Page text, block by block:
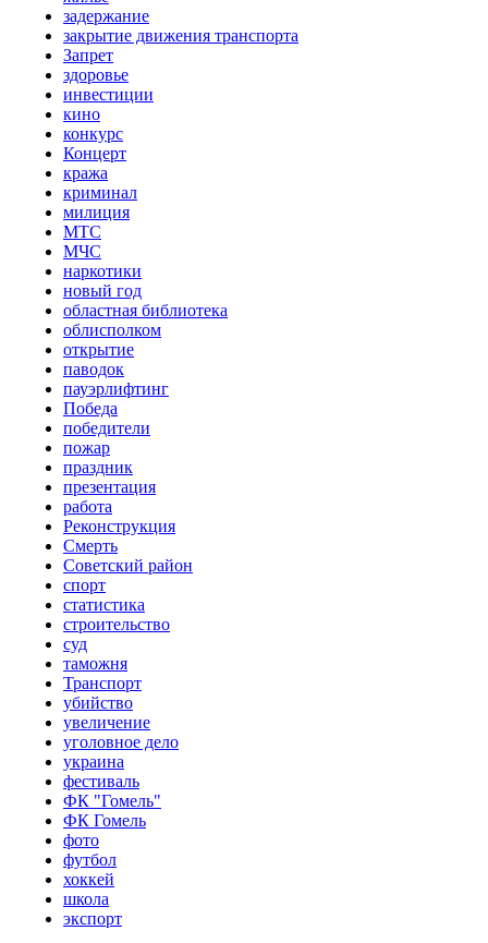
задержание
закрытие движения транспорта
Запрет
здоровье
инвестиции
кино
конкурс
Концерт
кража
криминал
милиция
МТС
МЧС
наркотики
новый год
областная библиотека
облисполком
открытие
паводок
пауэрлифтинг
Победа
победители
пожар
праздник
презентация
работа
Реконструкция
Смерть
Советский район
спорт
статистика
строительство
суд
таможня
Транспорт
убийство
увеличение
уголовное дело
украина
фестиваль
ФК "Гомель"
ФК Гомель
фото
футбол
хоккей
школа
экспорт